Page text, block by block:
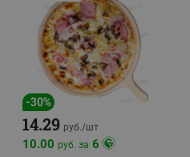
-30%
14.29 руб./шт
10.00 руб. за 6